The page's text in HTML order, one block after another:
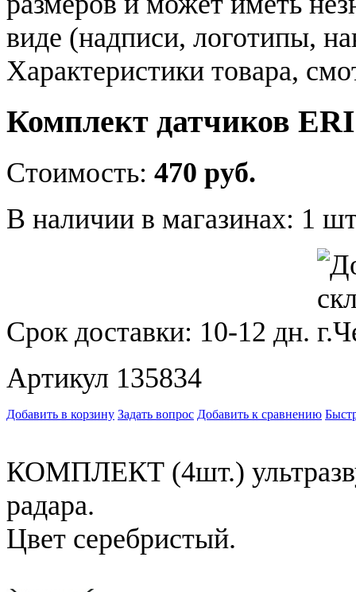
виде (надписи, логотипы,
Характеристики товара,
Комплект датчиков
Стоимость: 470 руб.
В наличии в магазинах: 1
Срок доставки: 10-12 дн.
Артикул 135834
Добавить в корзину Задать вопрос Добавить к сравнению
КОМПЛЕКТ (4шт.)
радара.
Цвет серебристый.